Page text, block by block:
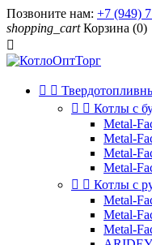
Позвоните нам: +7 (949)
shopping_cart Корзина (0)

 
  Котлы с
Metal-
Metal-
Metal-
Metal-
  Котлы с
Metal-
Metal-
Metal-